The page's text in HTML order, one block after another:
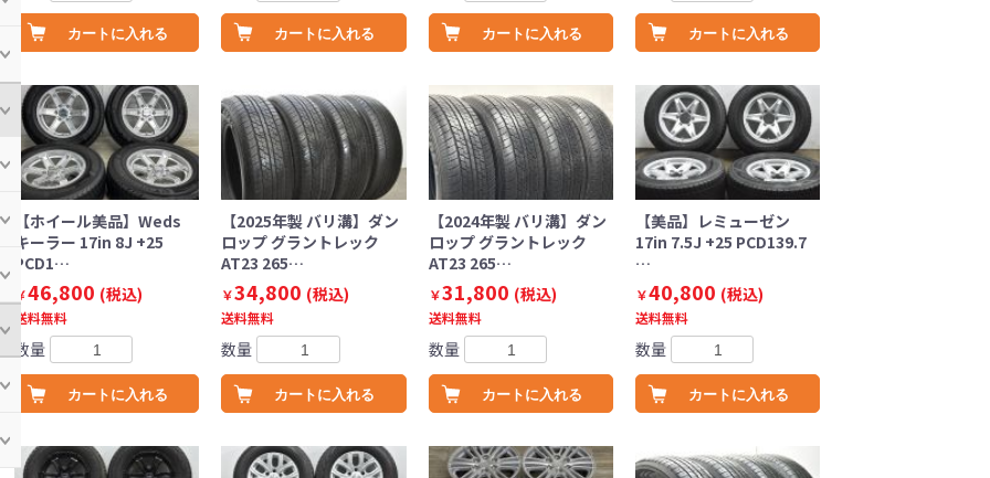
カートに入れる カートに入れる カートに入れる カートに入れる
【ホイール美品】Weds
キーラー 17in 8J +25
PCD1…
￥46,800 (税込)
送料無料
数量
カートに入れる
【2025年製 バリ溝】ダン
ロップ グラントレック
AT23 265…
￥34,800 (税込)
送料無料
数量
カートに入れる
【2024年製 バリ溝】ダン
ロップ グラントレック
AT23 265…
￥31,800 (税込)
送料無料
数量
カートに入れる
【美品】レミューゼン
17in 7.5J +25 PCD139.7
…
￥40,800 (税込)
送料無料
数量
カートに入れる